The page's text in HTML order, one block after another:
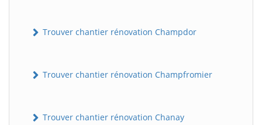
Trouver chantier rénovation Champdor
Trouver chantier rénovation Champfromier
Trouver chantier rénovation Chanay